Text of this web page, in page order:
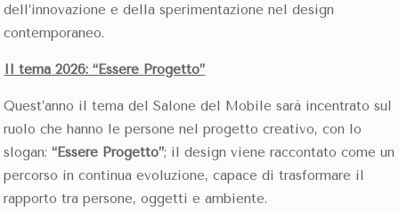
dell’innovazione e della sperimentazione nel design
contemporaneo.
Il tema 2026: “Essere Progetto”
Quest’anno il tema del Salone del Mobile sarà incentrato sul
ruolo che hanno le persone nel progetto creativo, con lo
slogan:“Essere Progetto”; il design viene raccontato come un
percorso in continua evoluzione, capace di trasformare il
rapporto tra persone, oggetti e ambiente.